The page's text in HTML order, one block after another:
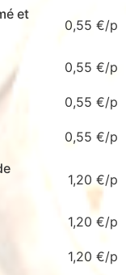
et
0,55 €
0,55 €
0,55 €
0,55 €
1,20 €
1,20 €
1,20 €